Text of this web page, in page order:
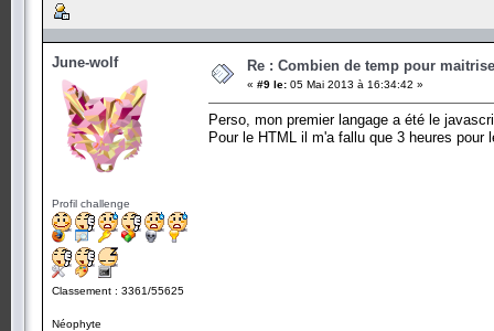
June-wolf
Profil challenge
Classement : 3361/55625
Néophyte
Re : Combien de temp pour
« #9 le: 05 Mai 2013 à 16:34:42 »
Perso, mon premier langage a été le
Pour le HTML il m'a fallu que 3 heures